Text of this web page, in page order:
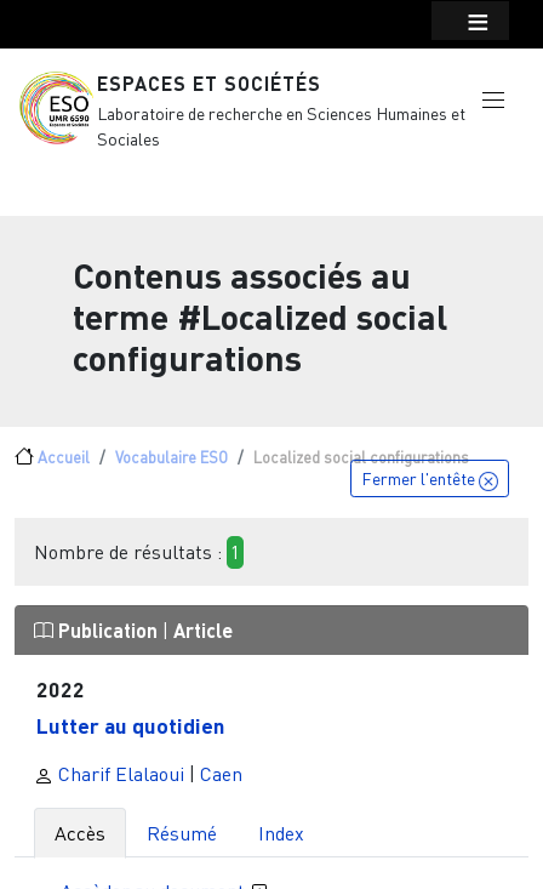
ESPACES ET SOCIÉTÉS
Laboratoire de recherche en Sciences Humaines et
Sociales
Contenus associés au
terme #Localized social
configurations
Fil d'Ariane
Accueil Vocabulaire ESO Localized social configurations
Fermer l'entête
Nombre de résultats : 1
Publication Article
2022
Lutter au quotidien
Charif Elalaoui | Caen
Accès Résumé Index